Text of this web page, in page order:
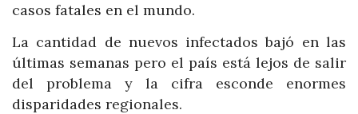
casos fatales en el mundo.
La cantidad de nuevos infectados bajó en las
últimas semanas pero el país está lejos de salir
del problema y la cifra esconde enormes
disparidades regionales.